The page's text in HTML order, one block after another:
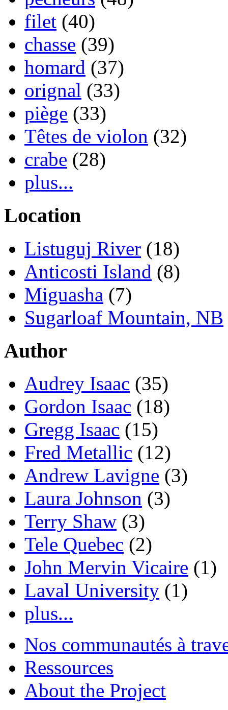
filet (40)
chasse (39)
homard (37)
orignal (33)
piège (33)
Têtes de violon (32)
crabe (28)
plus...
Location
Listuguj River (18)
Anticosti Island (8)
Miguasha (7)
Sugarloaf Mountain, NB
Author
Audrey Isaac (35)
Gordon Isaac (18)
Gregg Isaac (15)
Fred Metallic (12)
Andrew Lavigne (3)
Laura Johnson (3)
Terry Shaw (3)
Tele Quebec (2)
John Mervin Vicaire (1)
Laval University (1)
plus...
Nos communautés à
Ressources
About the Project